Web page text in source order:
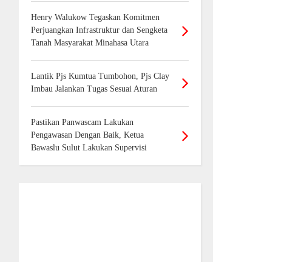
Henry Walukow Tegaskan Komitmen
Perjuangkan Infrastruktur dan Sengketa
Tanah Masyarakat Minahasa Utara
Lantik Pjs Kumtua Tumbohon, Pjs Clay
Imbau Jalankan Tugas Sesuai Aturan
Pastikan Panwascam Lakukan
Pengawasan Dengan Baik, Ketua
Bawaslu Sulut Lakukan Supervisi